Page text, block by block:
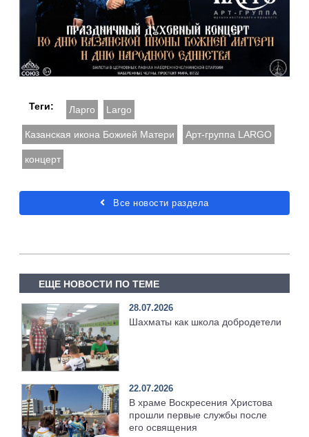
Теги: Ларго Largo
Казанская икона Божией Матери Арт-группа LARGO
концерт
Все новости раздела
ЕЩЕ НОВОСТИ ПО ТЕМЕ
28.07.2026
Шахматы как школа добродетели
22.07.2026
В храме Воскресения Христова
прошли первые службы после
его освящения